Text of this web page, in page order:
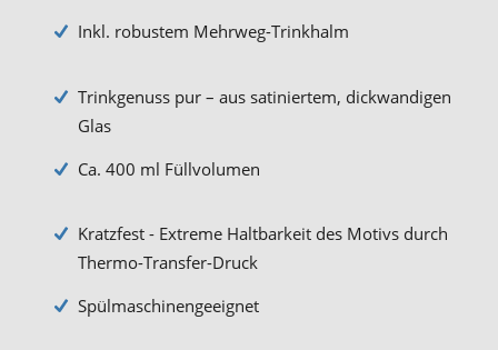
Inkl. robustem Mehrweg-Trinkhalm
Trinkgenuss pur – aus satiniertem, dickwandigen
Glas
Ca. 400 ml Füllvolumen
Kratzfest - Extreme Haltbarkeit des Motivs durch
Thermo-Transfer-Druck
Spülmaschinengeeignet